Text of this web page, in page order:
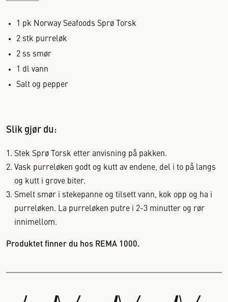
1 pk Norway Seafoods Sprø Torsk
2 stk purreløk
2 ss smør
1
dl vann
Salt og pepper
Slik gjør du:
Stek Sprø Torsk etter anvisning på pakken.
Vask purreløken godt og kutt av endene, del i to på langs
og kutt i grove biter.
Smelt smør i stekepanne og tilsett vann, kok opp og ha i
purreløken. La purreløken putre i 2-3 minutter og rør
innimellom.
Produktet finner du hos REMA 1000.